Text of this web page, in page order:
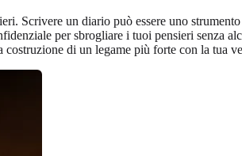
Scrivere un diario può essere uno
per sbrogliare i tuoi pensieri senza
costruzione di un legame più forte con la tua